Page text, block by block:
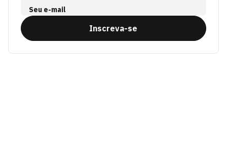
Seu e-mail
Inscreva-se